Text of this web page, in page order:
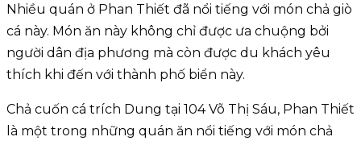
Nhiều quán ở Phan Thiết đã nổi tiếng với món chả giò
cá này. Món ăn này không chỉ được ưa chuộng bởi
người dân địa phương mà còn được du khách yêu
thích khi đến với thành phố biển này.
Chả cuốn cá trích Dung tại 104 Võ Thị Sáu, Phan Thiết
là một trong những quán ăn nổi tiếng với món chả